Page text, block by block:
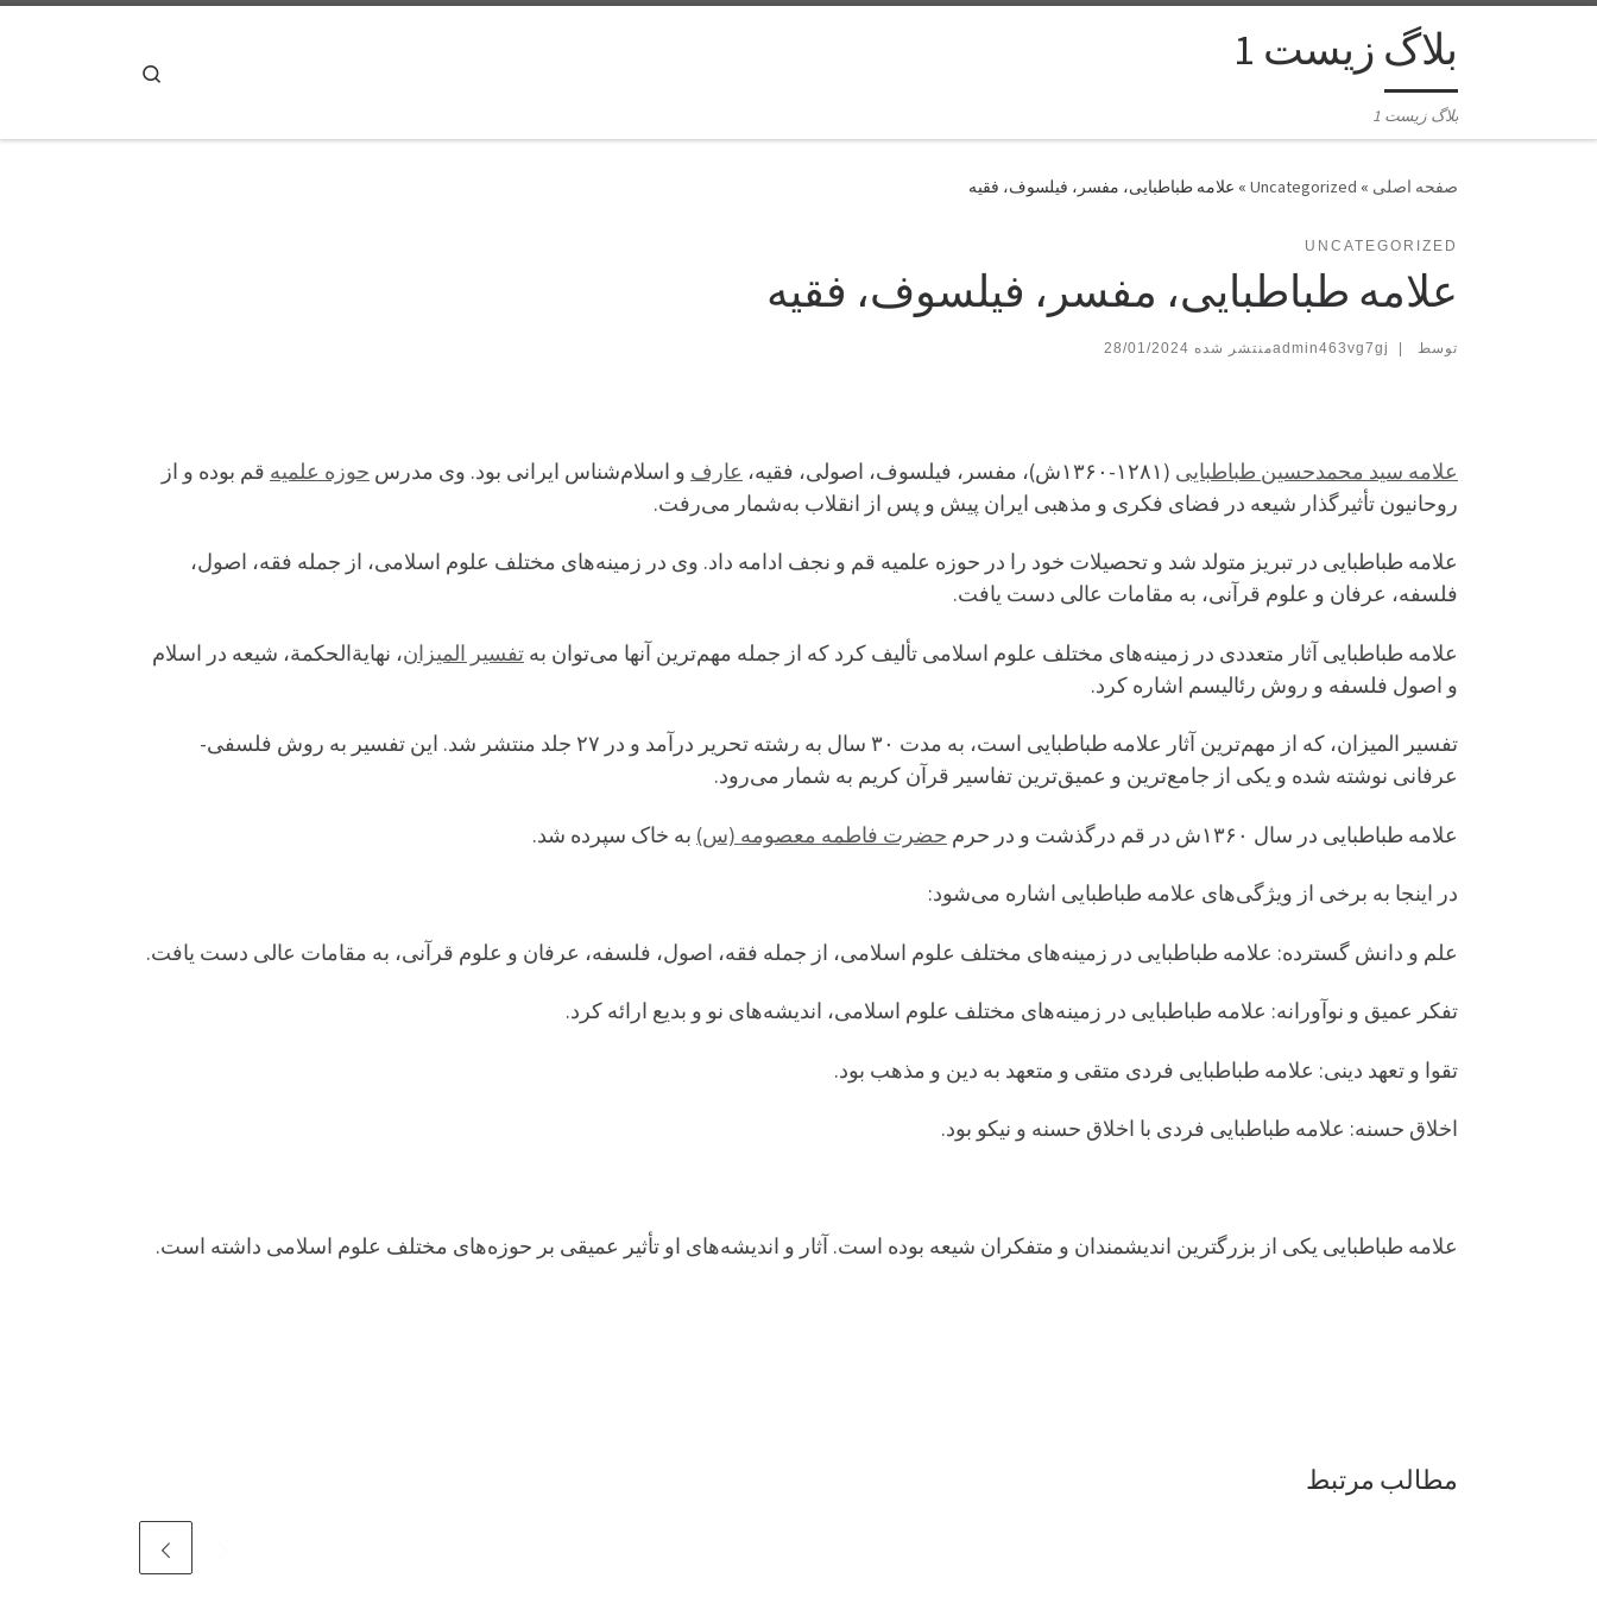
بلاگ زیست 1
بلاگ زیست 1
»
Uncategorized
» علامه طباطبایی، مفسر، فیلسوف، فقیه
UNCATEGORIZED
علامه طباطبایی، مفسر، فیلسوف، فقیه
توسط admin463vg7gj
28/01/2024
علامه سید محمدحسین طباطبایی (۱۲۸۱-۱۳۶۰ش)، مفسر، فیلسوف، اصولی، فقیه، عارف و اسلام‌شناس ایرانی بود. وی مدرس حوزه علمیه قم بوده و از
روحانیون تأثیرگذار شیعه در فضای فکری و مذهبی ایران پیش و پس از انقلاب به‌شمار می‌رفت.
علامه طباطبایی در تبریز متولد شد و تحصیلات خود را در حوزه علمیه قم و نجف ادامه داد. وی در زمینه‌های مختلف علوم اسلامی، از جمله فقه، اصول،
فلسفه، عرفان و علوم قرآنی، به مقامات عالی دست یافت.
علامه طباطبایی آثار متعددی در زمینه‌های مختلف علوم اسلامی تألیف کرد که از جمله مهم‌ترین آنها می‌توان به تفسیر المیزان، نهایةالحکمة، شیعه در اسلام
و اصول فلسفه و روش رئالیسم اشاره کرد.
تفسیر المیزان، که از مهم‌ترین آثار علامه طباطبایی است، به مدت ۳۰ سال به رشته تحریر درآمد و در ۲۷ جلد منتشر شد. این تفسیر به روش فلسفی-
عرفانی نوشته شده و یکی از جامع‌ترین و عمیق‌ترین تفاسیر قرآن کریم به شمار می‌رود.
علامه طباطبایی در سال ۱۳۶۰ش در قم درگذشت و در حرم حضرت فاطمه معصومه (س) به خاک سپرده شد.
در اینجا به برخی از ویژگی‌های علامه طباطبایی اشاره می‌شود:
علم و دانش گسترده: علامه طباطبایی در زمینه‌های مختلف علوم اسلامی، از جمله فقه، اصول، فلسفه، عرفان و علوم قرآنی، به مقامات عالی دست یافت.
تفکر عمیق و نوآورانه: علامه طباطبایی در زمینه‌های مختلف علوم اسلامی، اندیشه‌های نو و بدیع ارائه کرد.
تقوا و تعهد دینی: علامه طباطبایی فردی متقی و متعهد به دین و مذهب بود.
اخلاق حسنه: علامه طباطبایی فردی با اخلاق حسنه و نیکو بود.
علامه طباطبایی یکی از بزرگترین اندیشمندان و متفکران شیعه بوده است. آثار و اندیشه‌های او تأثیر عمیقی بر حوزه‌های مختلف علوم اسلامی داشته است.
مطالب مرتبط